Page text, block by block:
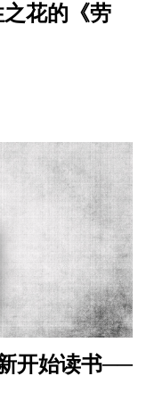
花的《劳
开始读书──